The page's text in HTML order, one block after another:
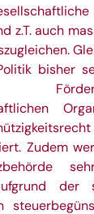
z.T. auch
bisher
Zudem
der